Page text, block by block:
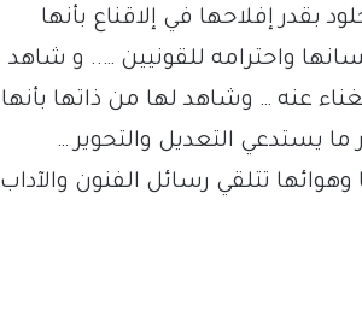
بقدر إفلاحها في إلاقناع بأنها
واحترامه للقونيين ….. و شاهد
عنه … وشاهد لها من ذاتها بأنها
يستدعي التعديل والتحوير …
تتلقي رسائل الفنون والآداب